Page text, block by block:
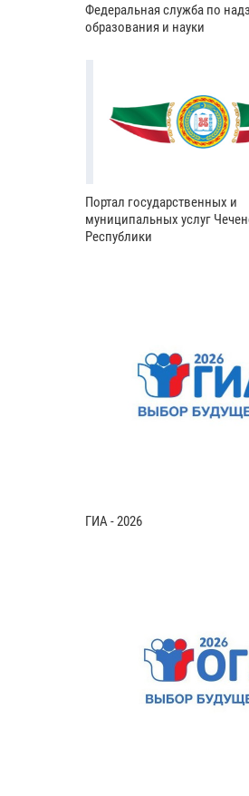
Федеральная служба по
образования и науки
Портал государственных и
муниципальных услуг
Республики
ГИА - 2026